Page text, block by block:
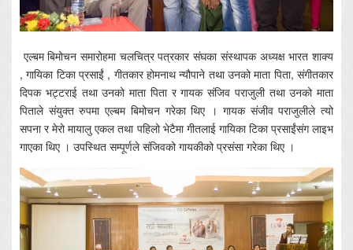
एल्बम बिमोचन समारोहमा चलचित्र पत्रकार संघका संस्थापक अध्यक्ष भारत शाक्य
, गायिका टिका प्रसाईं , गीतकार होमनाथ न्यौपाने तथा उनको माता पिता, संगीतकार
दिपक भट्टराई तथा उनको माता पिता र गायक संजिव पराजुली तथा उनको माता
पिताले संयुक्त रुपमा एल्बम बिमोचन गरेका थिए । गायक संजीव पराजुलीले त्यो
सपना र मेरो मायालु एकल तथा पहिलो भेटैमा गीतलाई गायिका टिका प्रसाईंसंग लाइभ
गाएका थिए । उपस्थित सम्पूर्णले संजिवको गायकीको प्रसंसा गरेका थिए ।